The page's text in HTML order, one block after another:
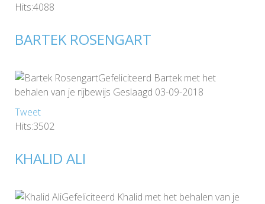
Hits:4088
BARTEK ROSENGART
Gefeliciteerd Bartek met het
behalen van je rijbewijs Geslaagd 03-09-2018
Tweet
Hits:3502
KHALID ALI
Gefeliciteerd Khalid met het behalen van je